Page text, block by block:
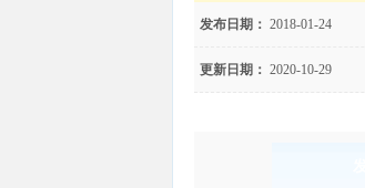
发布日期： 2018-01-24
更新日期： 2020-10-29